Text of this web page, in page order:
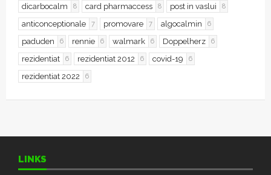
dicarbocalm 8 card pharmaccess 8 post in vaslui 8
anticonceptionale 7 promovare 7 algocalmin 6
paduden 6 rennie 6 walmark 6 Doppelherz 6
rezidentiat 6 rezidentiat 2012 6 covid-19 6
rezidentiat 2022 6
LINKS